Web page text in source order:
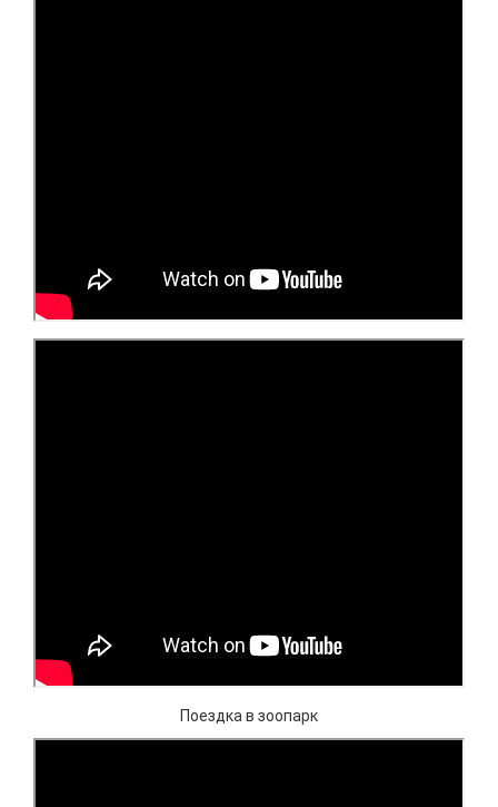
Поездка в зоопарк